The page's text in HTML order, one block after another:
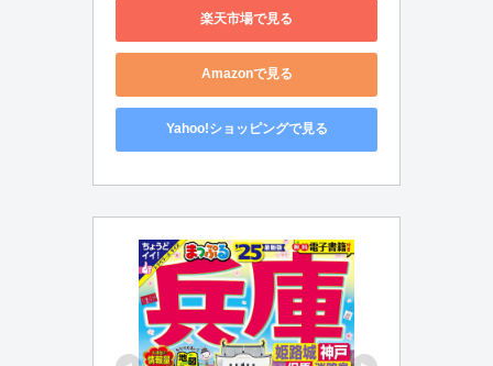
楽天市場で見る
Amazonで見る
Yahoo!ショッピングで見る